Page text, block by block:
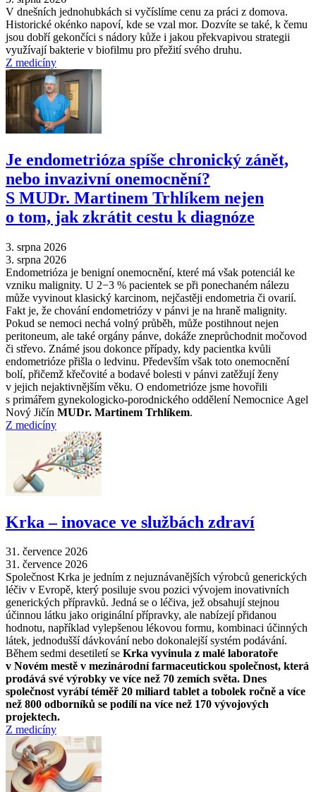
V dnešních jednohubkách si vyčíslíme cenu za práci z domova.
Historické okénko napoví, kde se vzal mor. Dozvíte se také, k čemu
jsou dobří gekončíci s nádory kůže i jakou překvapivou strategii
využívají bakterie v biofilmu pro přežití svého druhu.
Z medicíny
Je endometrióza spíše chronický zánět,
nebo invazivní onemocnění?
S MUDr. Martinem Trhlíkem nejen
o tom, jak zkrátit cestu k diagnóze
3. srpna 2026
3. srpna 2026
Endometrióza je benigní onemocnění, které má však potenciál ke
vzniku malignity. U 2−3 % pacientek se při ponechaném nálezu
může vyvinout klasický karcinom, nejčastěji endometria či ovarií.
Fakt je, že chování endometriózy v pánvi je na hraně malignity.
Pokud se nemoci nechá volný průběh, může postihnout nejen
peritoneum, ale také orgány pánve, dokáže zneprůchodnit močovod
či střevo. Známé jsou dokonce případy, kdy pacientka kvůli
endometrióze přišla o ledvinu. Především však toto onemocnění
bolí, přičemž křečovité a bodavé bolesti v pánvi zatěžují ženy
v jejich nejaktivnějším věku. O endometrióze jsme hovořili
s primářem gynekologicko-porodnického oddělení Nemocnice Agel
Nový Jičín MUDr. Martinem Trhlíkem.
Z medicíny
Krka –⁠ inovace ve službách zdraví
31. července 2026
31. července 2026
Společnost Krka je jedním z nejuznávanějších výrobců generických
léčiv v Evropě, který posiluje svou pozici vývojem inovativních
generických přípravků. Jedná se o léčiva, jež obsahují stejnou
účinnou látku jako originální přípravky, ale nabízejí přidanou
hodnotu, například vylepšenou lékovou formu, kombinaci účinných
látek, jednodušší dávkování nebo dokonalejší systém podávání.
Během sedmi desetiletí se Krka vyvinula z malé laboratoře
v Novém mestě v mezinárodní farmaceutickou společnost, která
prodává své výrobky ve více než 70 zemích světa. Dnes
společnost vyrábí téměř 20 miliard tablet a tobolek ročně a více
než 800 odborníků se podílí na více než 170 vývojových
projektech.
Z medicíny